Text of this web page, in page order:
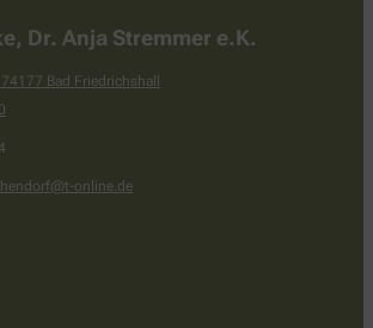
Dr. Anja Stremmer e.K.
74177 Bad Friedrichshall
online.de